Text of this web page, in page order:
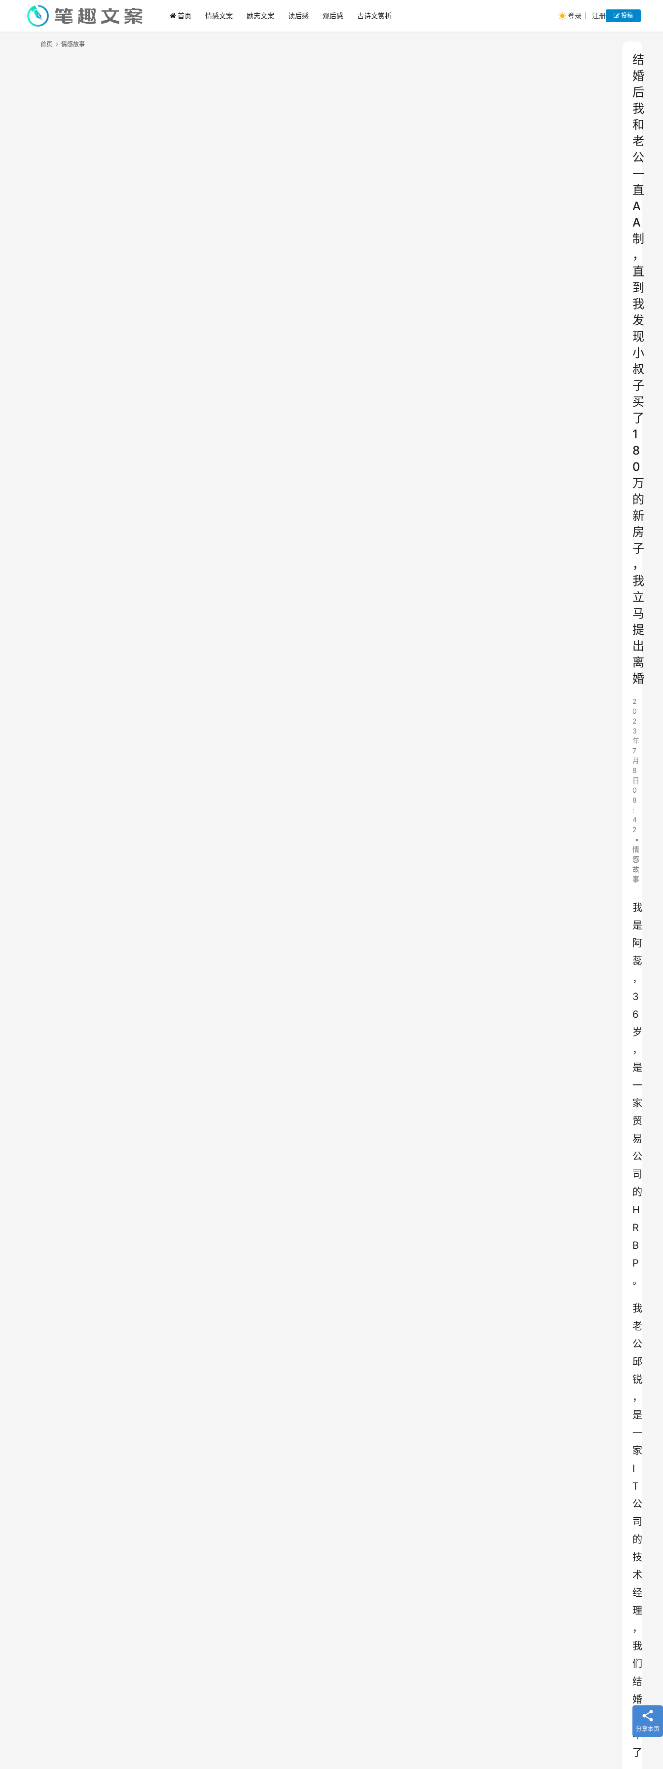
首页 情感文案 励志文案 读后感 观后感 古诗文赏析 登录 注册 投稿
首页 情感故事
结
婚
后
我
和
老
公
一
直
A
A
制
，
直
到
我
发
现
小
叔
子
买
了
1
8
0
万
的
新
房
子
，
我
立
马
提
出
离
婚
2
0
2
3
年
7
月
8
日
0
8
:
4
2
•
情
感
故
事
我
是
阿
蕊
，
3
6
岁
，
是
一
家
贸
易
公
司
的
H
R
B
P
。
我
老
公
邱
锐
，
是
一
家
I
T
公
司
的
技
术
经
理
，
我
们
结
婚
年
了
分享本页